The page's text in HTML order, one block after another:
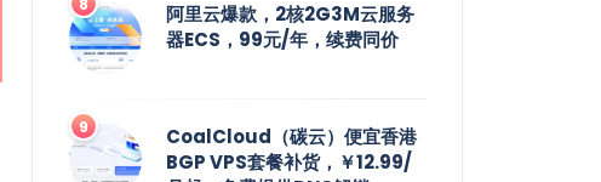
阿里云爆款，2核2G3M云服务
器ECS，99元/年，续费同价
CoalCloud（碳云）便宜香港
BGP VPS套餐补货，￥12.99/